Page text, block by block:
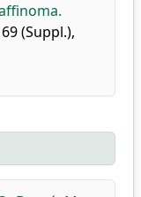
69 (Suppl.),